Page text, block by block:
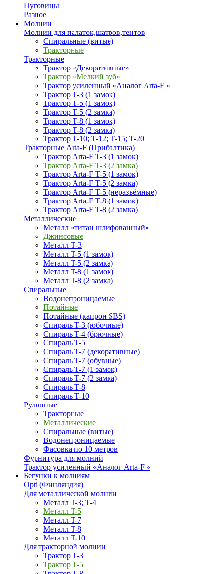
Пуговицы
Разное
Молнии
Молнии для палаток,шатров,тентов
Спиральные (витые)
Тракторные
Тракторные
Трактор «Декоративные»
Трактор «Мелкий зуб»
Трактор усиленный «Аналог Arta-F »
Трактор T-3 (1 замок)
Трактор T-5 (1 замок)
Трактор T-5 (2 замка)
Трактор T-8 (1 замок)
Трактор T-8 (2 замка)
Трактор T-10; T-12; Т-15; T-20
Тракторные Arta-F (Прибалтика)
Трактор Arta-F T-3 (1 замок)
Трактор Arta-F T-3 (2 замка)
Трактор Arta-F T-5 (1 замок)
Трактор Arta-F T-5 (2 замка)
Трактор Arta-F T-5 (неразъёмные)
Трактор Arta-F T-8 (1 замок)
Трактор Arta-F T-8 (2 замка)
Металлические
Металл «титан шлифованный»
Джинсовые
Металл Т-3
Металл T-5 (1 замок)
Металл T-5 (2 замка)
Металл T-8 (1 замок)
Металл T-8 (2 замка)
Спиральные
Водонепроницаемые
Потайные
Потайные (капрон SBS)
Спираль T-3 (юбочные)
Спираль T-4 (брючные)
Спираль T-5
Спираль T-7 (декоративные)
Спираль T-7 (обувные)
Спираль T-7 (1 замок)
Спираль T-7 (2 замка)
Спираль T-8
Спираль T-10
Рулонные
Тракторные
Металлические
Спиральные (витые)
Водонепроницаемые
Фасовка по 10 метров
Фурнитура для молний
Трактор усиленный «Аналог Arta-F »
Бегунки к молниям
Opti (Финляндия)
Для металлической молнии
Металл T-3; T-4
Металл T-5
Металл T-7
Металл T-8
Металл T-10
Для тракторной молнии
Трактор T-3
Трактор T-5